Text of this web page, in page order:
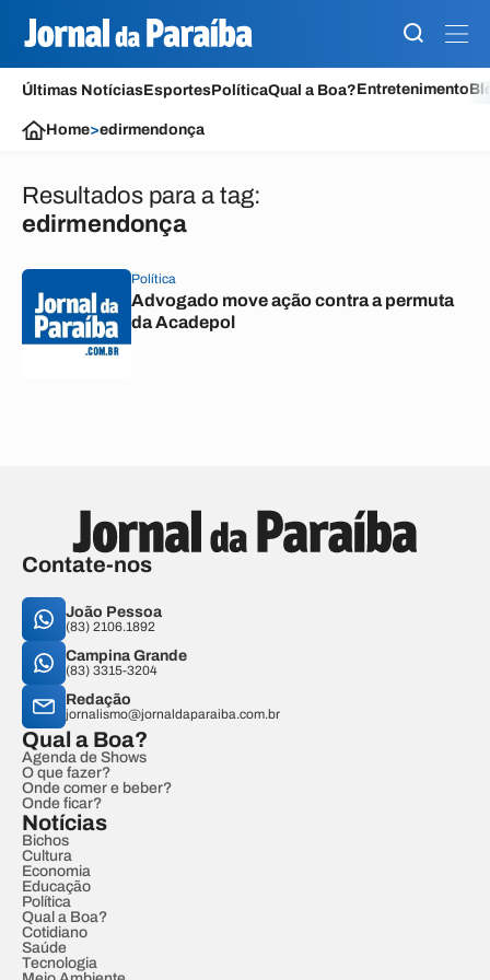
Últimas NotíciasEsportesPolíticaQual a Boa?Entretenimento
Home>edirmendonça
Resultados para a tag:
edirmendonça
Política
Advogado move ação contra a permuta
da Acadepol
Contate-nos
João Pessoa
(83) 2106.1892
Campina Grande
(83) 3315-3204
Redação
jornalismo@jornaldaparaiba.com.br
Qual a Boa?
Agenda de Shows
O que fazer?
Onde comer e beber?
Onde ficar?
Notícias
Bichos
Cultura
Economia
Educação
Política
Qual a Boa?
Cotidiano
Saúde
Tecnologia